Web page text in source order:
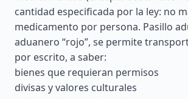
cantidad especificada por la ley: no
medicamento por persona. Pasillo
aduanero “rojo”, se permite
por escrito, a saber:
bienes que requieran permisos
divisas y valores culturales